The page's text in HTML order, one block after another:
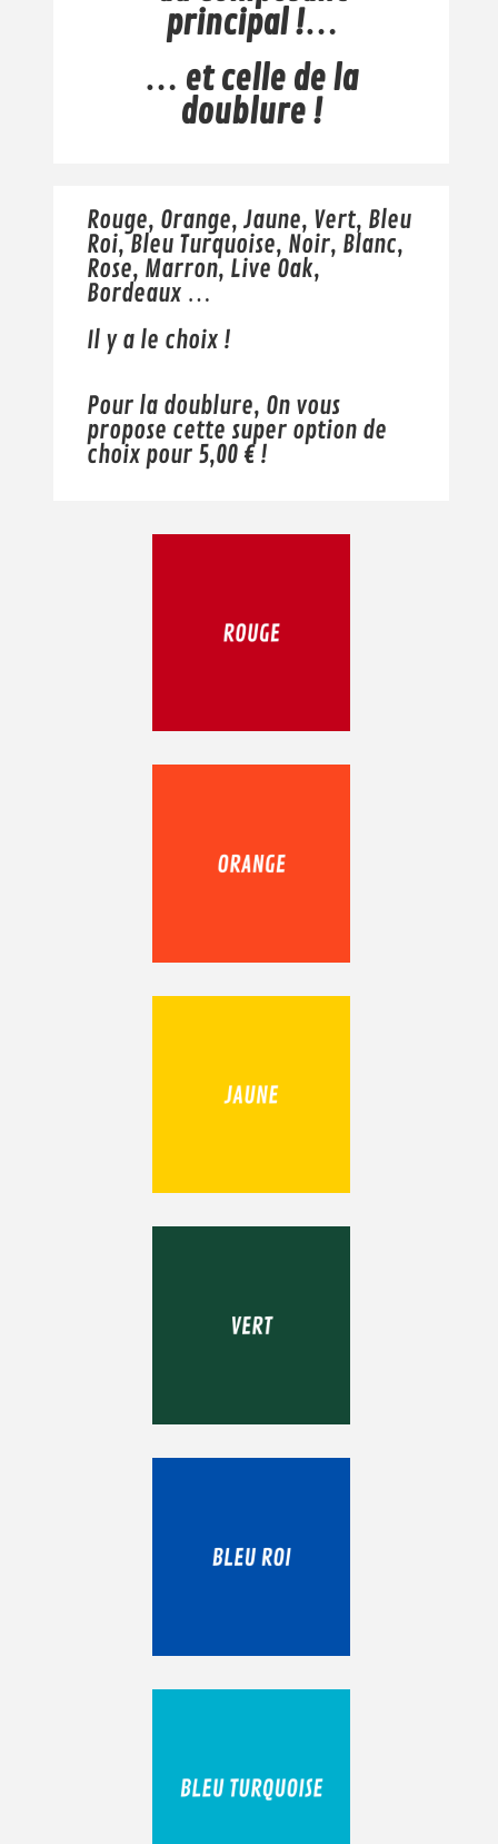
principal !…
… et celle de la
doublure !
Rouge, Orange, Jaune, Vert, Bleu
Roi, Bleu Turquoise, Noir, Blanc,
Rose, Marron, Live Oak,
Bordeaux …
Il y a le choix !
Pour la doublure, On vous
propose cette super option de
choix pour 5,00 € !